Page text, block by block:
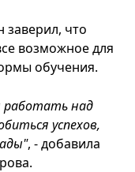
заверил, что
возможное для
обучения.
работать над
успехов,
, - добавила